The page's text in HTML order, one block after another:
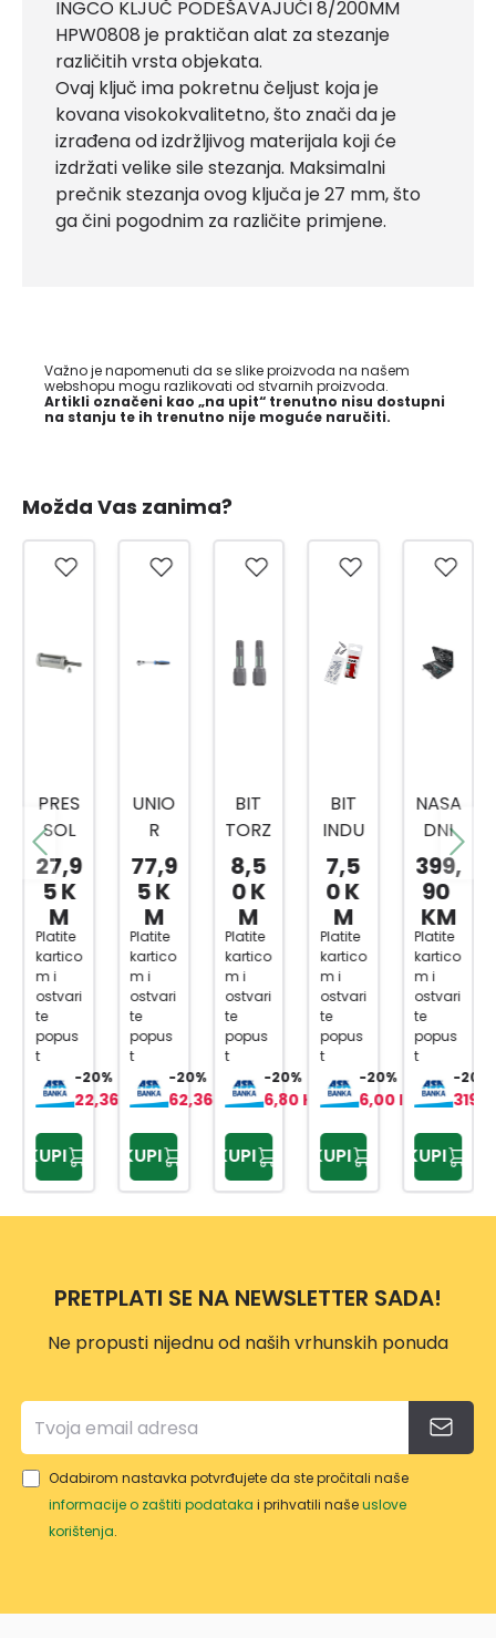
INGCO KLJUČ PODEŠAVAJUĆI 8/200MM
HPW0808 je praktičan alat za stezanje
različitih vrsta objekata.
Ovaj ključ ima pokretnu čeljust koja je
kovana visokokvalitetno, što znači da je
izrađena od izdržljivog materijala koji će
izdržati velike sile stezanja. Maksimalni
prečnik stezanja ovog ključa je 27 mm, što
ga čini pogodnim za različite primjene.
Važno je napomenuti da se slike proizvoda na našem
webshopu mogu razlikovati od stvarnih proizvoda.
Artikli označeni kao „na upit“ trenutno nisu dostupni
na stanju te ih trenutno nije moguće naručiti.
Možda Vas zanima?
PRES
SOL
PREŠ
A ZA
MAS
T
80ML
ČELIK
SA
UNIV
ERZA
LNO
GLAV
OM
27,9
5 K
M
Platite
kartico
m i
ostvari
te
popus
t
-20%
22,36 KM
KUPI
UNIO
R
RUČI
CA/R
AČN
A 1/2
BI
1901A
61178
77,9
5 K
M
Platite
kartico
m i
ostvari
te
popus
t
-20%
62,36 KM
KUPI
BIT
TORZ
IJA
TOR
X
20X2
5MM
2/1
8,5
0 K
M
Platite
kartico
m i
ostvari
te
popus
t
-20%
6,80 KM
KUPI
BIT
INDU
STRY
TOR
X
20X2
5MM
3/1
7,5
0 K
M
Platite
kartico
m i
ostvari
te
popus
t
-20%
6,00 KM
KUPI
NASA
DNI
KLJU
ČEVI
1/4,3
/8,1/
2
216-
DJ.
399,
90
KM
Platite
kartico
m i
ostvari
te
popus
t
-20%
KUPI
PRETPLATI SE NA NEWSLETTER SADA!
Ne propusti nijednu od naših vrhunskih ponuda
Odabirom nastavka potvrđujete da ste pročitali naše
informacije o zaštiti podataka i prihvatili našeuslove
korištenja.